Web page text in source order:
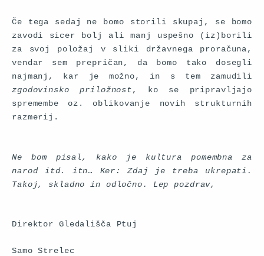
Če tega sedaj ne bomo storili skupaj, se bomo
zavodi sicer bolj ali manj uspešno (iz)borili
za svoj položaj v sliki državnega proračuna,
vendar sem prepričan, da bomo tako dosegli
najmanj, kar je možno, in s tem zamudili
zgodovinsko priložnost, ko se pripravljajo
spremembe oz. oblikovanje novih strukturnih
razmerij.
Ne bom pisal, kako je kultura pomembna za
narod itd. itn… Ker: Zdaj je treba ukrepati.
Takoj, skladno in odločno. Lep pozdrav,
Direktor Gledališča Ptuj
Samo Strelec